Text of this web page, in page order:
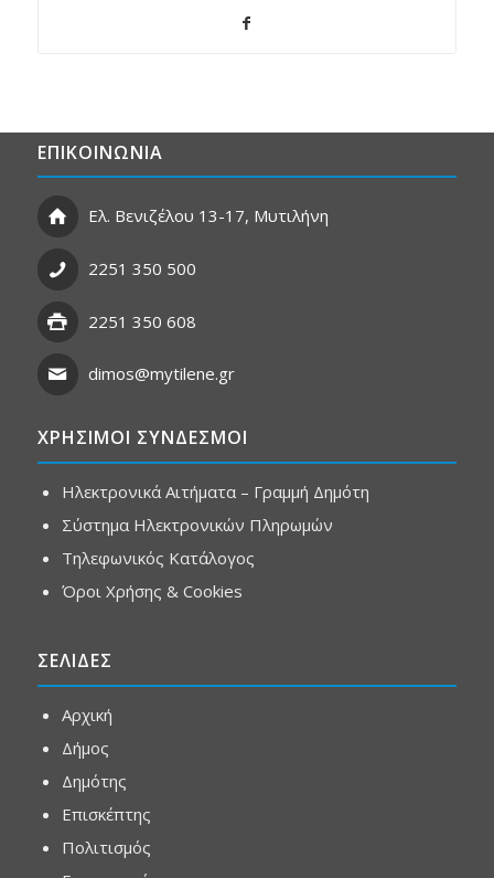
ΕΠΙΚΟΙΝΩΝΙΑ
Ελ. Βενιζέλου 13-17, Μυτιλήνη
2251 350 500
2251 350 608
dimos@mytilene.gr
ΧΡΗΣΙΜΟΙ ΣΥΝΔΕΣΜΟΙ
Ηλεκτρονικά Αιτήματα – Γραμμή Δημότη
Σύστημα Ηλεκτρονικών Πληρωμών
Τηλεφωνικός Κατάλογος
Όροι Χρήσης & Cookies
ΣΕΛΙΔΕΣ
Αρχική
Δήμος
Δημότης
Επισκέπτης
Πολιτισμός